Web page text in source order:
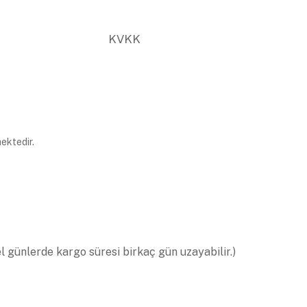
KVKK
günlerde kargo süresi birkaç gün uzayabilir.)